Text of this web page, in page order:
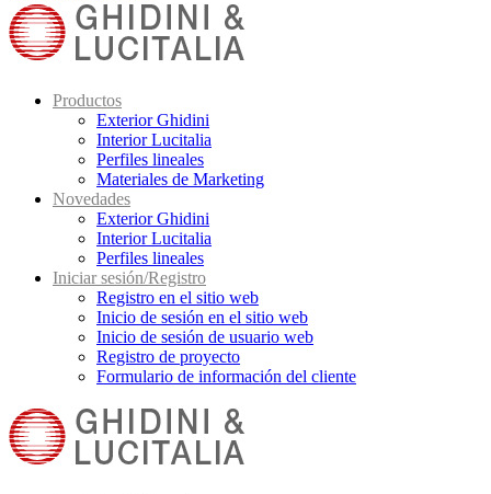
Productos
Exterior Ghidini
Interior Lucitalia
Perfiles lineales
Materiales de Marketing
Novedades
Exterior Ghidini
Interior Lucitalia
Perfiles lineales
Iniciar sesión/Registro
Registro en el sitio web
Inicio de sesión en el sitio web
Inicio de sesión de usuario web
Registro de proyecto
Formulario de información del cliente